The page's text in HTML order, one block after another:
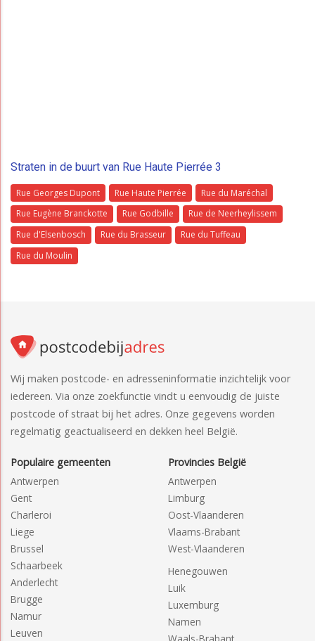
Straten in de buurt van Rue Haute Pierrée 3
Rue Georges Dupont Rue Haute Pierrée
Rue du Maréchal
Rue Eugène Branckotte
Rue Godbille
Rue de Neerheylissem
Rue d'Elsenbosch
Rue du Brasseur
Rue du Tuffeau
Rue du Moulin
Wij maken postcode- en adresseninformatie inzichtelijk voor
iedereen. Via onze zoekfunctie vindt u eenvoudig de juiste
postcode of straat bij het adres. Onze gegevens worden
regelmatig geactualiseerd en dekken heel België.
Populaire gemeenten
Antwerpen
Gent
Charleroi
Liege
Brussel
Schaarbeek
Anderlecht
Brugge
Namur
Leuven
Provincies België
Antwerpen
Limburg
Oost-Vlaanderen
Vlaams-Brabant
West-Vlaanderen
Henegouwen
Luik
Luxemburg
Namen